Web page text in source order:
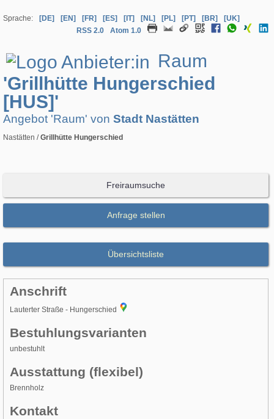
Sprache: [DE] [EN] [FR] [ES] [IT] [NL] [PL] [PT] [BR]
[UK]
RSS 2.0
Atom 1.0
Raum
'Grillhütte Hungerschied
[HUS]'
Angebot 'Raum' von Stadt Nastätten
Nastätten /Grillhütte Hungerschied
Freiraumsuche
Anfrage stellen
Übersichtsliste
Anschrift
Lauterter Straße - Hungerschied
Bestuhlungsvarianten
unbestuhlt
Ausstattung (flexibel)
Brennholz
Kontakt